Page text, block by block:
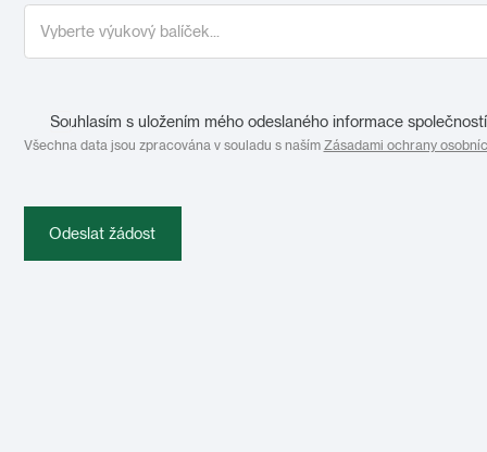
Souhlasím s uložením mého odeslaného informace
Všechna data jsou zpracována v souladu s naším Zásadami ochrany
Odeslat žádost